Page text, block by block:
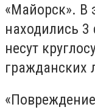
«Майорск». В
находились 3
несут
гражданских